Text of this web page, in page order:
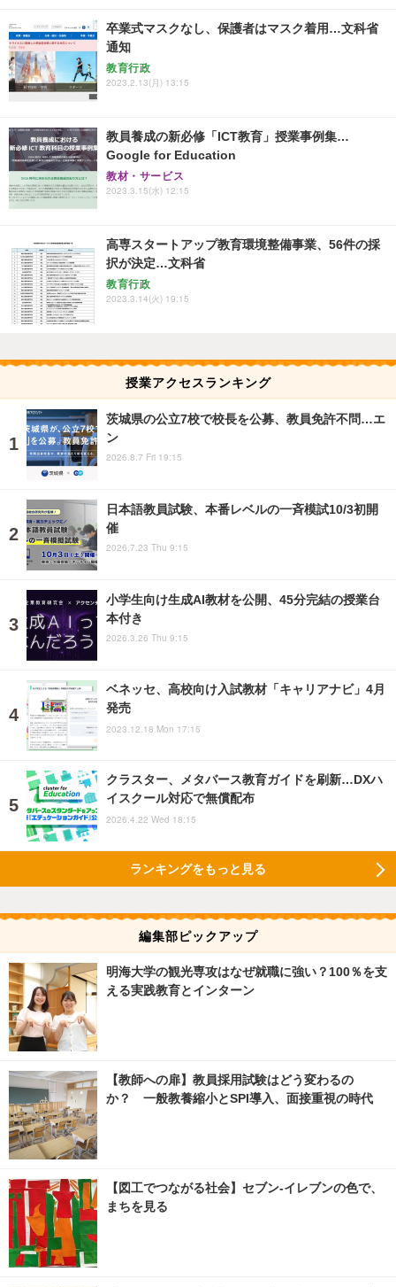
卒業式マスクなし、保護者はマスク着用…文科省
通知
教育行政
2023.2.13(月) 13:15
教員養成の新必修「ICT教育」授業事例集…
Google for Education
教材・サービス
2023.3.15(水) 12:15
高専スタートアップ教育環境整備事業、56件の採
択が決定…文科省
教育行政
2023.3.14(火) 19:15
授業アクセスランキング
茨城県の公立7校で校長を公募、教員免許不問…エ
ン
2026.8.7 Fri 19:15
日本語教員試験、本番レベルの一斉模試10/3初開
催
2026.7.23 Thu 9:15
小学生向け生成AI教材を公開、45分完結の授業台
本付き
2026.3.26 Thu 9:15
ベネッセ、高校向け入試教材「キャリアナビ」4月
発売
2023.12.18 Mon 17:15
クラスター、メタバース教育ガイドを刷新…DXハ
イスクール対応で無償配布
2026.4.22 Wed 18:15
ランキングをもっと見る
編集部ピックアップ
明海大学の観光専攻はなぜ就職に強い？100％を支
える実践教育とインターン
【教師への扉】教員採用試験はどう変わるの
か？ 一般教養縮小とSPI導入、面接重視の時代
【図工でつながる社会】セブン‐イレブンの色で、
まちを見る